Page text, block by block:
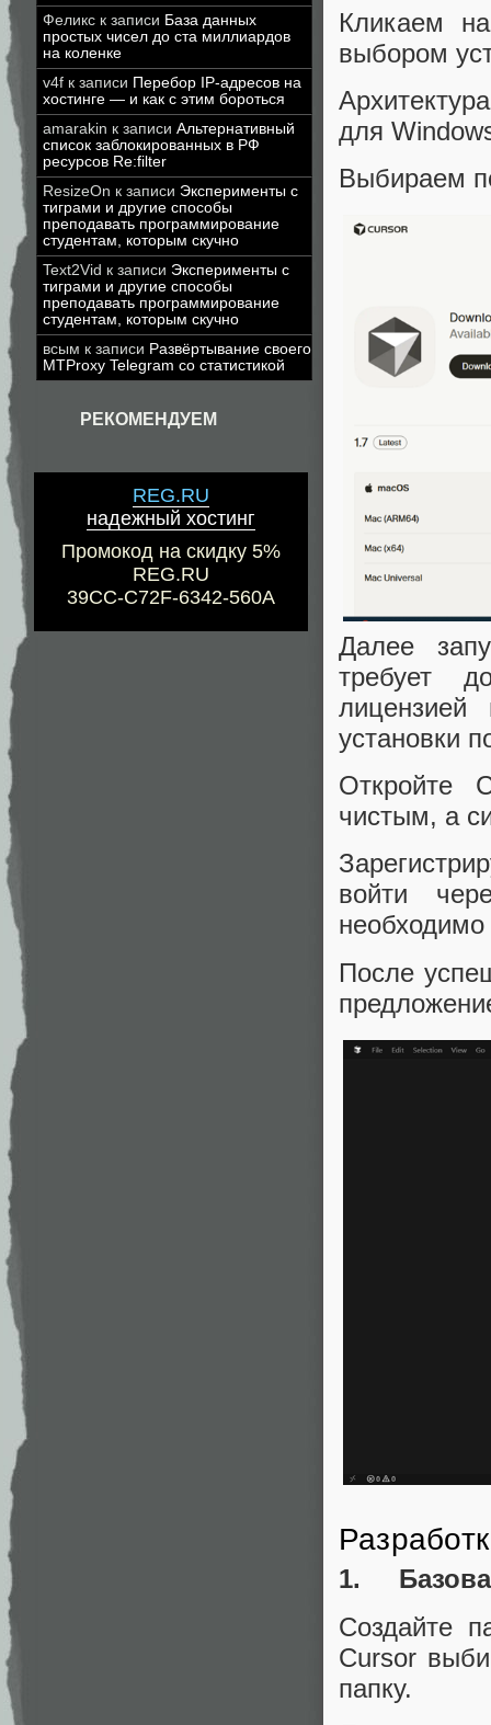
Феликс к записи База данных
простых чисел до ста миллиардов
на коленке
v4f к записи Перебор IP-адресов на
хостинге — и как с этим бороться
amarakin к записи Альтернативный
список заблокированных в РФ
ресурсов Re:filter
ResizeOn к записи Эксперименты с
тиграми и другие способы
преподавать программирование
студентам, которым скучно
Text2Vid к записи Эксперименты с
тиграми и другие способы
преподавать программирование
студентам, которым скучно
всым к записи Развёртывание своего
MTProxy Telegram со статистикой
РЕКОМЕНДУЕМ
REG.RU
надежный хостинг
Промокод на скидку 5%
REG.RU
39CC-C72F-6342-560A
Кликаем
выбором
для
Выбираем
Далее
требует
установки
Откройте
чистым, а
войти
После
1.
Создайте
Cursor
папку.